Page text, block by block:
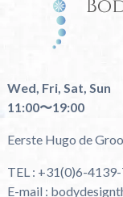
Wed, Fri, Sat, Sun
11:00〜19:00
Eerste Hugo de
TEL : +31(0)6-
E-mail :